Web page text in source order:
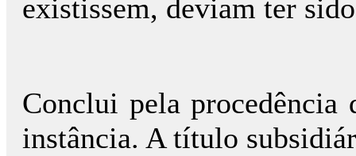
existissem, deviam ter
Conclui pela procedência
instância. A título